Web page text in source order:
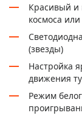
Красивый
космоса
(звезды)
Настройка
движения
Режим